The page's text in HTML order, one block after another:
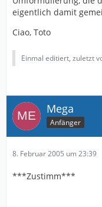
eigentlich damit
Ciao, Toto
Einmal editiert, zuletzt
Mega
Anfänger
8. Februar 2005 um 23:39
***Zustimm***